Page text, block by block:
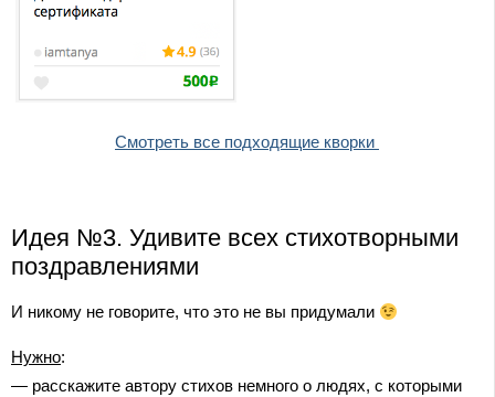
Смотреть все подходящие кворки
Идея №3. Удивите всех стихотворными
поздравлениями
И никому не говорите, что это не вы придумали
Нужно:
— расскажите автору стихов немного о людях, с которыми